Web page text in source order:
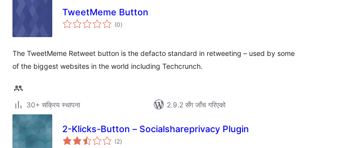
TweetMeme Button
(0कुल
रेटिङ्गहरू
)
The TweetMeme Retweet button is the defacto standard in retweeting – used by some
of the biggest websites in the world including Techcrunch.
30+ सक्रिय स्थापना 2.9.2 सँग जाँच गरिएको
2-Klicks-Button – Socialshareprivacy Plugin
(2कुल
रेटिङ्गहरू
)